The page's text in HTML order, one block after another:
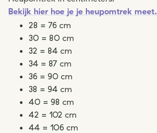
Bekijk hier hoe je je heupomtrek meet.
28 = 76 cm
30 = 80 cm
32 = 84 cm
34 = 87 cm
36 = 90 cm
38 = 94 cm
40 = 98 cm
42 = 102 cm
44 = 106 cm